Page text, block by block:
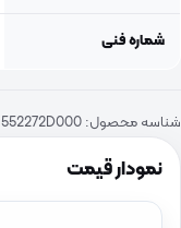
نمودار قیمت
شماره فنی
شناسه محصول: 552272D000